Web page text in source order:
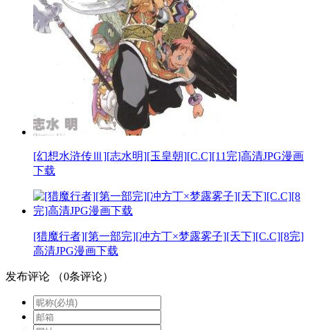
[幻想水浒传Ⅲ][志水明][玉皇朝][C.C][11完]高清JPG漫画
下载
[猎魔行者][第一部完][冲方丁×梦露雾子][天下][C.C][8完]
高清JPG漫画下载
发布评论 （0条评论）